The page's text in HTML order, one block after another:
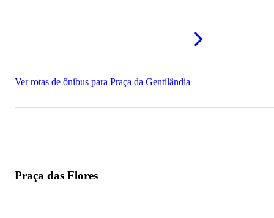
Ver rotas de ônibus para Praça da Gentilândia
Praça das Flores